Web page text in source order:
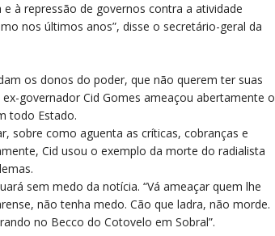
à repressão de governos contra a atividade
nos últimos anos”, disse o secretário-geral da
os donos do poder, que não querem ter suas
governador Cid Gomes ameaçou abertamente o
todo Estado.
sobre como aguenta as críticas, cobranças e
Cid usou o exemplo da morte do radialista
sem medo da notícia. “Vá ameaçar quem lhe
não tenha medo. Cão que ladra, não morde.
no Becco do Cotovelo em Sobral”.